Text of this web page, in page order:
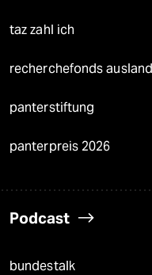
taz zahl ich
recherchefonds ausland
panterstiftung
panterpreis 2026
Podcast
bundestalk